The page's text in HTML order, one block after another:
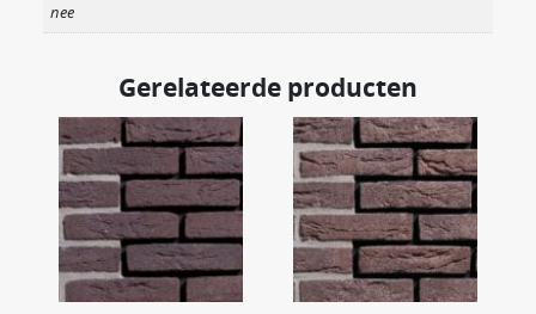
nee
Gerelateerde producten